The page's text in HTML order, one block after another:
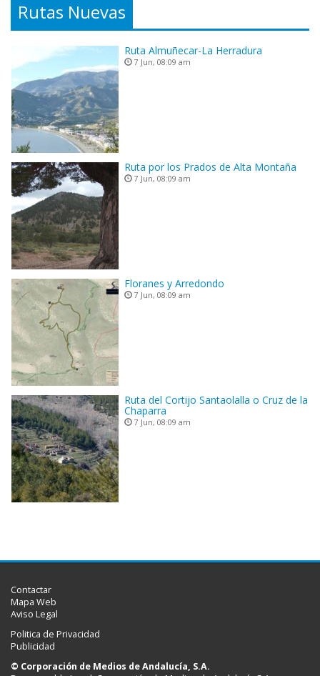
Rutas Nuevas
Ruta Almuñecar-La Herradura
7 Jun, 08:09 am
Ruta por los Prados de Alta Montaña
7 Jun, 08:09 am
Floranes y Arredondo
7 Jun, 08:09 am
Ruta del Cortijo Santaolalla o Cruz de la
Chaparra
7 Jun, 08:09 am
Contactar
Mapa Web
Aviso Legal
Politica de Privacidad
Publicidad
© Corporación de Medios de Andalucía, S.A.